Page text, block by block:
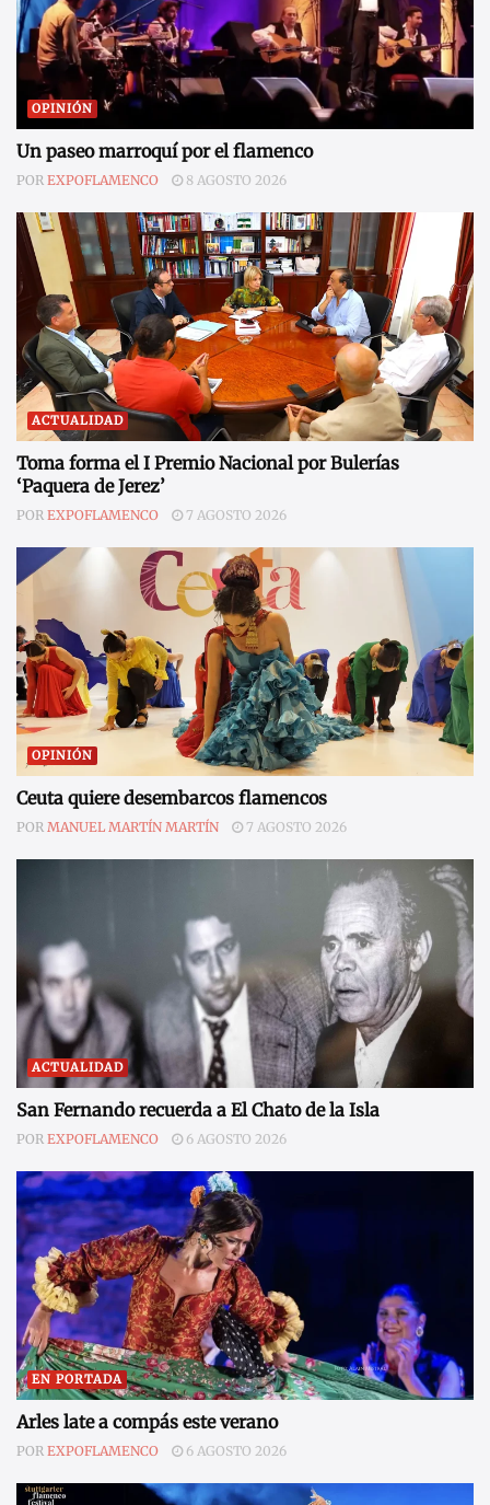
OPINIÓN
Un paseo marroquí por el flamenco
POR EXPOFLAMENCO 8 AGOSTO 2026
ACTUALIDAD
Toma forma el I Premio Nacional por Bulerías
‘Paquera de Jerez’
POR EXPOFLAMENCO 7 AGOSTO 2026
OPINIÓN
Ceuta quiere desembarcos flamencos
POR MANUEL MARTÍN MARTÍN 7 AGOSTO 2026
ACTUALIDAD
San Fernando recuerda a El Chato de la Isla
POR EXPOFLAMENCO 6 AGOSTO 2026
EN PORTADA
Arles late a compás este verano
POR EXPOFLAMENCO 6 AGOSTO 2026